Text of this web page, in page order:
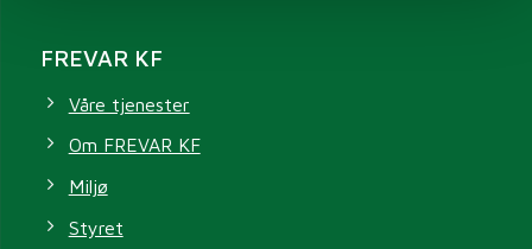
FREVAR KF
Våre tjenester
Om FREVAR KF
Miljø
Styret